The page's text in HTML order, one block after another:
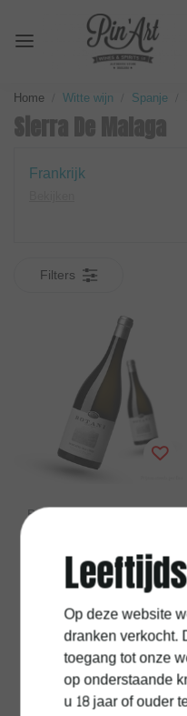
Home Witte wijn Spanje
Sierra De Malaga
Frankrijk
Filters
Botani
Nobleza
€37,95
Verzendkosten
Op deze website
dranken verkocht.
toegang tot onze
op onderstaande
u 18 jaar of ouder